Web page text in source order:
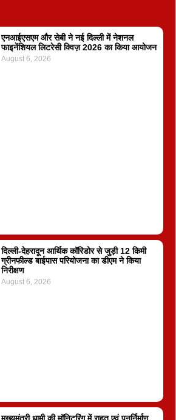
एनआईएसएम और सेबी ने नई दिल्ली में नेशनल
फाइनेंशियल लिटरेसी क्विज़ 2026 का किया आयोजन
August 6, 2026
दिल्ली-देहरादून आर्थिक कॉरिडोर से जुड़ी 12 किमी
ग्रीनफील्ड बाईपास परियोजना का डीएम ने किया
निरीक्षण
August 6, 2026